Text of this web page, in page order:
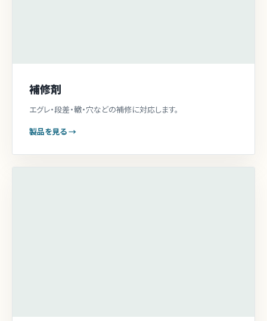
補修剤
エグレ・段差・轍・穴などの補修に対応します。
製品を見る →